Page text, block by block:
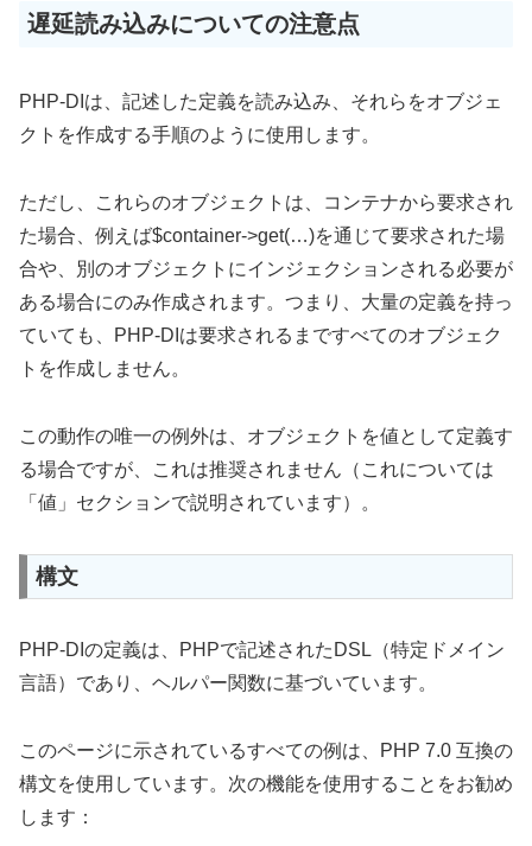
遅延読み込みについての注意点
PHP-DIは、記述した定義を読み込み、それらをオブジェ
クトを作成する手順のように使用します。
ただし、これらのオブジェクトは、コンテナから要求され
た場合、例えば$container->get(…)を通じて要求された場
合や、別のオブジェクトにインジェクションされる必要が
ある場合にのみ作成されます。つまり、大量の定義を持っ
ていても、PHP-DIは要求されるまですべてのオブジェク
トを作成しません。
この動作の唯一の例外は、オブジェクトを値として定義す
る場合ですが、これは推奨されません（これについては
「値」セクションで説明されています）。
構文
PHP-DIの定義は、PHPで記述されたDSL（特定ドメイン
言語）であり、ヘルパー関数に基づいています。
このページに示されているすべての例は、PHP 7.0 互換の
構文を使用しています。次の機能を使用することをお勧め
します：